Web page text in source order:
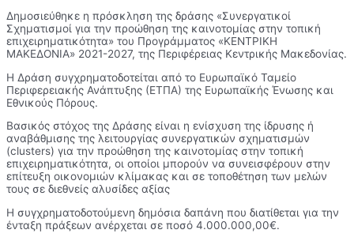
Δημοσιεύθηκε η πρόσκληση της δράσης «Συνεργατικοί
Σχηματισμοί για την προώθηση της καινοτομίας στην τοπική
επιχειρηματικότητα» του Προγράμματος «ΚΕΝΤΡΙΚΗ
ΜΑΚΕΔΟΝΙΑ» 2021-2027, της Περιφέρειας Κεντρικής Μακεδονίας.
Η Δράση συγχρηματοδοτείται από το Ευρωπαϊκό Ταμείο
Περιφερειακής Ανάπτυξης (ΕΤΠΑ) της Ευρωπαϊκής Ένωσης και
Εθνικούς Πόρους.
Βασικός στόχος της Δράσης είναι η ενίσχυση της ίδρυσης ή
αναβάθμισης της λειτουργίας συνεργατικών σχηματισμών
(clusters) για την προώθηση της καινοτομίας στην τοπική
επιχειρηματικότητα, οι οποίοι μπορούν να συνεισφέρουν στην
επίτευξη οικονομιών κλίμακας και σε τοποθέτηση των μελών
τους σε διεθνείς αλυσίδες αξίας
Η συγχρηματοδοτούμενη δημόσια δαπάνη που διατίθεται για την
ένταξη πράξεων ανέρχεται σε ποσό 4.000.000,00€.